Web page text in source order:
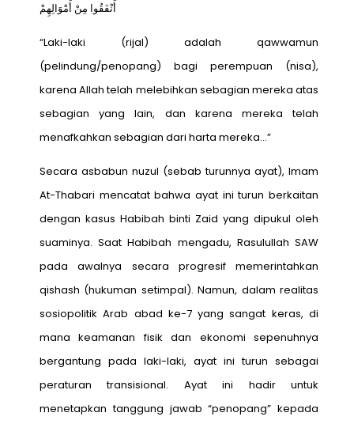
أَنْفَقُوا مِنْ أَمْوَالِهِمْ
“Laki-laki (rijal) adalah qawwamun
(pelindung/penopang) bagi perempuan (nisa),
karena Allah telah melebihkan sebagian mereka atas
sebagian yang lain, dan karena mereka telah
menafkahkan sebagian dari harta mereka…”
Secara asbabun nuzul (sebab turunnya ayat), Imam
At-Thabari mencatat bahwa ayat ini turun berkaitan
dengan kasus Habibah binti Zaid yang dipukul oleh
suaminya. Saat Habibah mengadu, Rasulullah SAW
pada awalnya secara progresif memerintahkan
qishash (hukuman setimpal). Namun, dalam realitas
sosiopolitik Arab abad ke-7 yang sangat keras, di
mana keamanan fisik dan ekonomi sepenuhnya
bergantung pada laki-laki, ayat ini turun sebagai
peraturan transisional. Ayat ini hadir untuk
menetapkan tanggung jawab “penopang” kepada